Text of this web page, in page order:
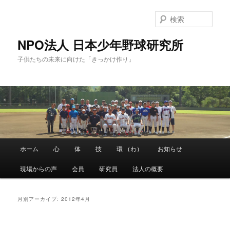
へ
移
動
移
動
NPO法人 日本少年野球研究所
子供たちの未来に向けた「きっかけ作り」
索
メ
ホーム 心 体 技 環 （わ） お知らせ
現場からの声 会員 研究員 法人の概要
月別アーカイブ:2012年4月